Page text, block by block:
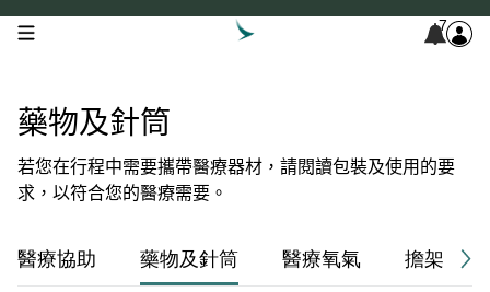
open navigation menu 7
藥物及針筒
若您在行程中需要攜帶醫療器材，請閱讀包裝及使用的要
求，以符合您的醫療需要。
醫療協助 藥物及針筒 醫療氧氣 擔架